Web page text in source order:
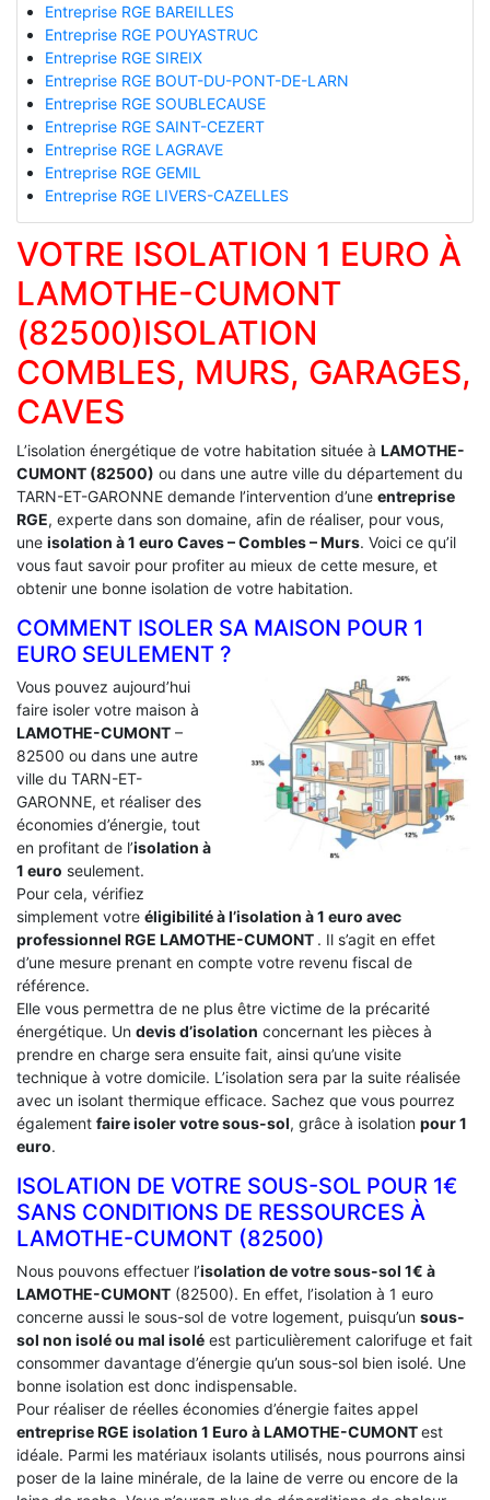
Entreprise RGE BAREILLES
Entreprise RGE POUYASTRUC
Entreprise RGE SIREIX
Entreprise RGE BOUT-DU-PONT-DE-LARN
Entreprise RGE SOUBLECAUSE
Entreprise RGE SAINT-CEZERT
Entreprise RGE LAGRAVE
Entreprise RGE GEMIL
Entreprise RGE LIVERS-CAZELLES
VOTRE ISOLATION 1 EURO À
LAMOTHE-CUMONT
(82500)ISOLATION
COMBLES, MURS, GARAGES,
CAVES
L’isolation énergétique de votre habitation située à LAMOTHE-
CUMONT (82500) ou dans une autre ville du département du
TARN-ET-GARONNE demande l’intervention d’une entreprise
RGE, experte dans son domaine, afin de réaliser, pour vous,
une isolation à 1 euro Caves – Combles – Murs. Voici ce qu’il
vous faut savoir pour profiter au mieux de cette mesure, et
obtenir une bonne isolation de votre habitation.
COMMENT ISOLER SA MAISON POUR 1
EURO SEULEMENT ?
Vous pouvez aujourd’hui
faire isoler votre maison à
LAMOTHE-CUMONT –
82500 ou dans une autre
ville du TARN-ET-
GARONNE, et réaliser des
économies d’énergie, tout
en profitant de l’isolation à
1 euro seulement.
Pour cela, vérifiez
simplement votre éligibilité à l’isolation à 1 euro avec
professionnel RGE LAMOTHE-CUMONT . Il s’agit en effet
d’une mesure prenant en compte votre revenu fiscal de
référence.
Elle vous permettra de ne plus être victime de la précarité
énergétique. Un devis d’isolation concernant les pièces à
prendre en charge sera ensuite fait, ainsi qu’une visite
technique à votre domicile. L’isolation sera par la suite réalisée
avec un isolant thermique efficace. Sachez que vous pourrez
également faire isoler votre sous-sol, grâce à isolation pour 1
euro.
ISOLATION DE VOTRE SOUS-SOL POUR 1€
SANS CONDITIONS DE RESSOURCES À
‎LAMOTHE-CUMONT (82500)
Nous pouvons effectuer l’isolation de votre sous-sol 1€ à
LAMOTHE-CUMONT (82500). En effet, l’isolation à 1 euro
concerne aussi le sous-sol de votre logement, puisqu’un sous-
sol non isolé ou mal isolé est particulièrement calorifuge et fait
consommer davantage d’énergie qu’un sous-sol bien isolé. Une
bonne isolation est donc indispensable.
Pour réaliser de réelles économies d’énergie faites appel
entreprise RGE isolation 1 Euro à LAMOTHE-CUMONTest
idéale. Parmi les matériaux isolants utilisés, nous pourrons ainsi
poser de la laine minérale, de la laine de verre ou encore de la